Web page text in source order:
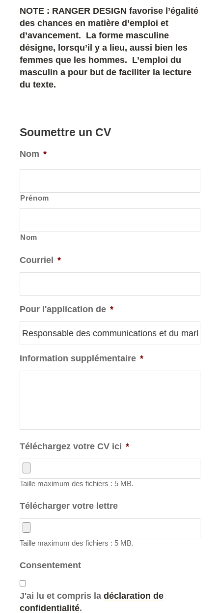
NOTE : RANGER DESIGN favorise l’égalité
des chances en matière d’emploi et
d’avancement. La forme masculine
désigne, lorsqu’il y a lieu, aussi bien les
femmes que les hommes. L’emploi du
masculin a pour but de faciliter la lecture
du texte.
Soumettre un CV
Nom *
Prénom
Nom
Courriel *
Pour l'application de *
Information supplémentaire *
Téléchargez votre CV ici *
Taille maximum des fichiers : 5 MB.
Télécharger votre lettre
Taille maximum des fichiers : 5 MB.
Consentement
J'ai lu et compris la déclaration de
confidentialité.